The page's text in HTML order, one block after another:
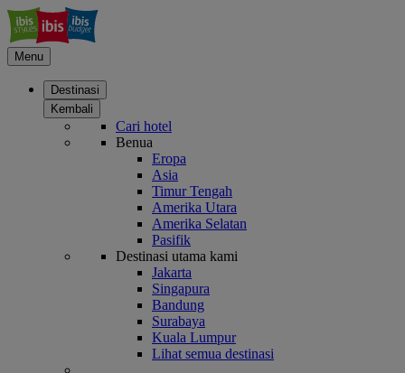
Menu
Destinasi
Kembali
Cari hotel
Benua
Eropa
Asia
Timur Tengah
Amerika Utara
Amerika Selatan
Pasifik
Destinasi utama kami
Jakarta
Singapura
Bandung
Surabaya
Kuala Lumpur
Lihat semua destinasi